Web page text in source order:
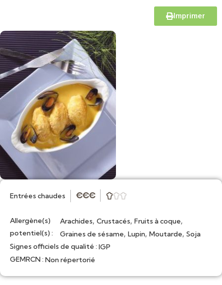
Imprimer
Entrées chaudes ★★★ 
Allergène(s)
potentiel(s) :
Arachides,Crustacés,Fruits à coque,
Graines de sésame,Lupin,Moutarde,Soja
Signes officiels de qualité : IGP
GEMRCN : Non répertorié